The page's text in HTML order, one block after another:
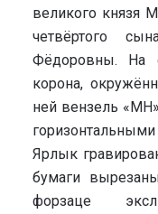
великого князя
четвёртого
Фёдоровны. На
корона,
ней вензель
Ярлык
бумаги
форзаце